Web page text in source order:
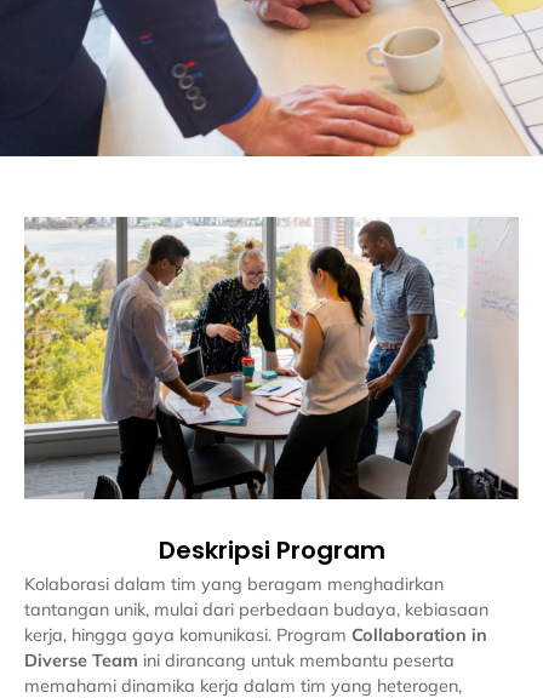
Deskripsi Program
Kolaborasi dalam tim yang beragam menghadirkan
tantangan unik, mulai dari perbedaan budaya, kebiasaan
kerja, hingga gaya komunikasi. Program Collaboration in
Diverse Team ini dirancang untuk membantu peserta
memahami dinamika kerja dalam tim yang heterogen,